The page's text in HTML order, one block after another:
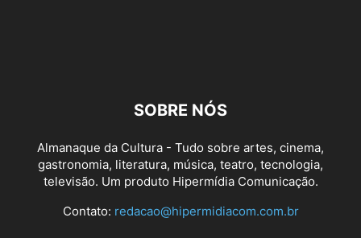
SOBRE NÓS
Almanaque da Cultura - Tudo sobre artes, cinema,
gastronomia, literatura, música, teatro, tecnologia,
televisão. Um produto Hipermídia Comunicação.
Contato: redacao@hipermidiacom.com.br